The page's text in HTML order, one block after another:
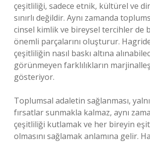
çeşitliliği, sadece etnik, kültürel ve
sınırlı değildir. Aynı zamanda
cinsel kimlik ve bireysel tercihler de
önemli parçalarını oluşturur.
çeşitliliğin nasıl baskı altına
görünmeyen farklılıkların
gösteriyor.
Toplumsal adaletin sağlanması,
fırsatlar sunmakla kalmaz, aynı
çeşitliliği kutlamak ve her bireyin
olmasını sağlamak anlamına gelir.